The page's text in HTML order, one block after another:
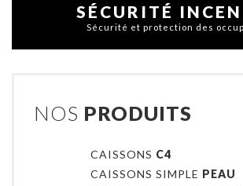
SÉCURITÉ
Sécurité et protection des
NOS PRODUITS
CAISSONS C4
CAISSONS SIMPLE PEAU